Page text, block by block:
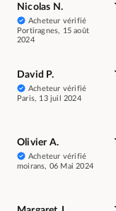
Nicolas N.
Acheteur vérifié
Portiragnes, 15 août
2024
David P.
Acheteur vérifié
Paris, 13 juil 2024
Olivier A.
Acheteur vérifié
moirans, 06 Mai 2024